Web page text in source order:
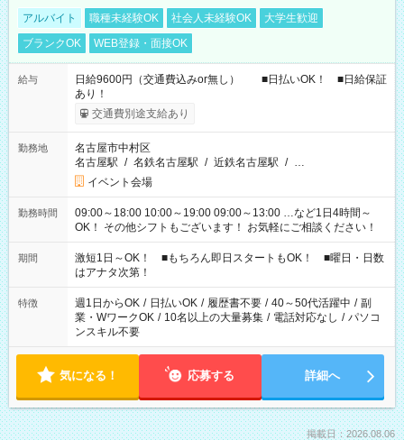
アルバイト 職種未経験OK 社会人未経験OK
大学生歓迎
ブランクOK
WEB登録・面接OK
給与
日給9600円（交通費込みor無し） ■日払いOK！ ■日給保証
あり！
交通費別途支給あり
勤務地
名古屋市中村区
名古屋駅 / 名鉄名古屋駅 / 近鉄名古屋駅 / …
イベント会場
勤務時間
09:00～18:00 10:00～19:00 09:00～13:00 …など1日4時間～
OK！ その他シフトもございます！ お気軽にご相談ください！
期間
激短1日～OK！ ■もちろん即日スタートもOK！ ■曜日・日数
はアナタ次第！
特徴 週1日からOK / 日払いOK / 履歴書不要 / 40～50代活躍中 / 副
業・WワークOK / 10名以上の大量募集 / 電話対応なし / パソコ
ンスキル不要
気になる！ 応募する 詳細へ
掲載日：2026.08.06